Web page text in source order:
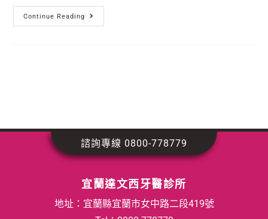
Continue Reading
宜蘭達文西牙醫診所
地址：宜蘭縣宜蘭市女中路二段419號
諮詢專線 0800-778779